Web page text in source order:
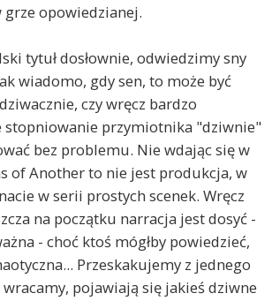
opowiedzianej.
tytuł dosłownie, odwiedzimy sny
wiadomo, gdy sen, to może być
czy wręcz bardzo
stopniowanie przymiotnika "dziwnie"
bez problemu. Nie wdając się w
of Another to nie jest produkcja, w
w serii prostych scenek. Wręcz
na początku narracja jest dosyć -
- choć ktoś mógłby powiedzieć,
Przeskakujemy z jednego
pojawiają się jakieś dziwne